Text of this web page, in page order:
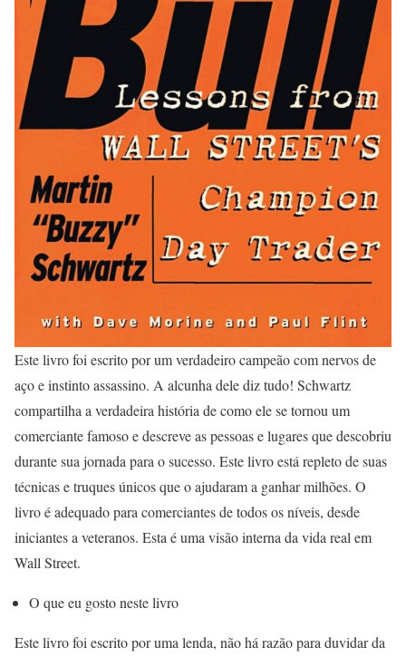
Este livro foi escrito por um verdadeiro campeão com nervos de
aço e instinto assassino. A alcunha dele diz tudo! Schwartz
compartilha a verdadeira história de como ele se tornou um
comerciante famoso e descreve as pessoas e lugares que descobriu
durante sua jornada para o sucesso. Este livro está repleto de suas
técnicas e truques únicos que o ajudaram a ganhar milhões. O
livro é adequado para comerciantes de todos os níveis, desde
iniciantes a veteranos. Esta é uma visão interna da vida real em
Wall Street.
O que eu gosto neste livro
Este livro foi escrito por uma lenda, não há razão para duvidar da